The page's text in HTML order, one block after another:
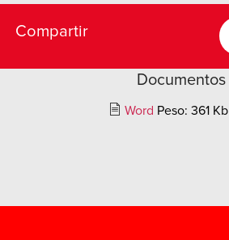
Compartir
Documentos
Word Peso: 361 Kb